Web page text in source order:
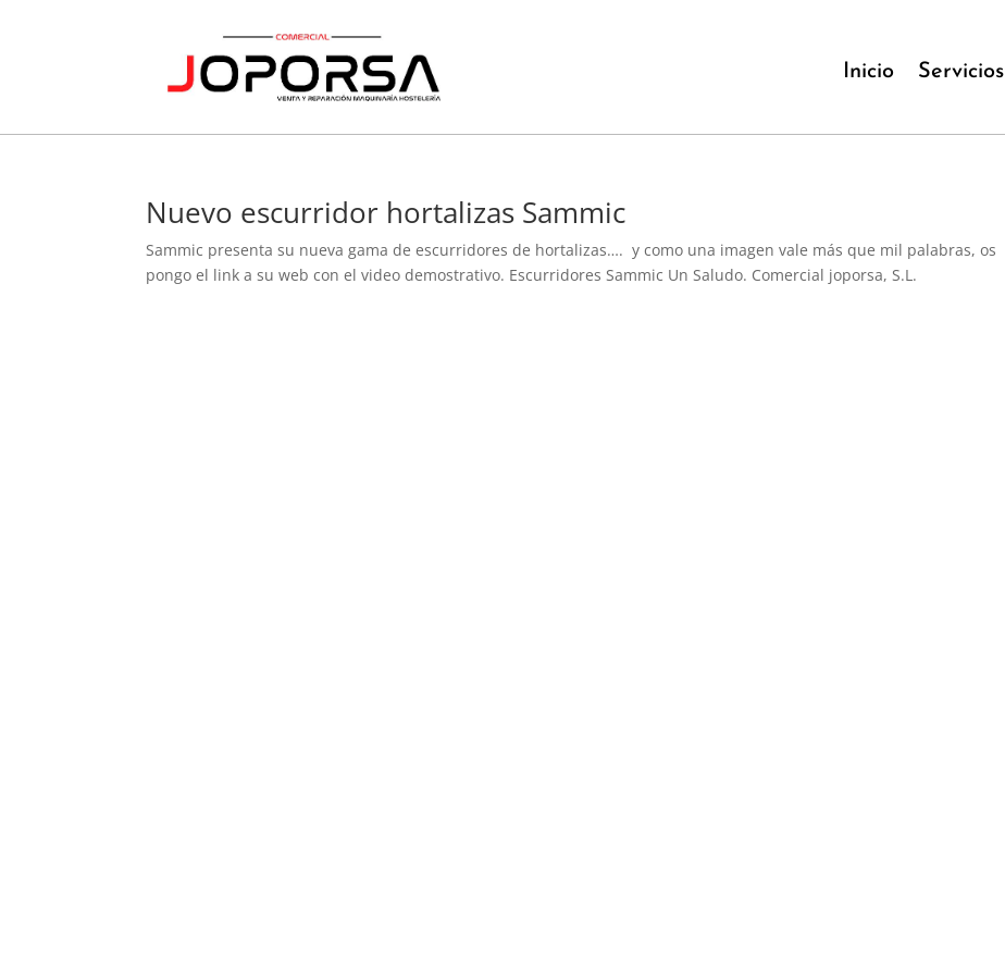
Inicio Servicios
Nuevo escurridor hortalizas Sammic
Sammic presenta su nueva gama de escurridores de hortalizas…. y como una imagen vale más que mil palabras, os
pongo el link a su web con el video demostrativo. Escurridores Sammic Un Saludo. Comercial joporsa, S.L.